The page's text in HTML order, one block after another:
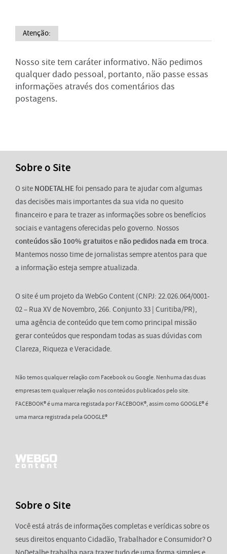
Atenção:
Nosso site tem caráter informativo. Não pedimos
qualquer dado pessoal, portanto, não passe essas
informações através dos comentários das
postagens.
Sobre o Site
O site NODETALHEfoi pensado para te ajudar com algumas
das decisões mais importantes da sua vida no quesito
financeiro e para te trazer as informações sobre os benefícios
sociais e vantagens oferecidas pelo governo. Nossos
conteúdos são 100% gratuitose não pedidos nada em troca.
Mantemos nosso time de jornalistas sempre atentos para que
a informação esteja sempre atualizada.
O site é um projeto da WebGo Content (CNPJ: 22.026.064/0001-
02 – Rua XV de Novembro, 266. Conjunto 33 | Curitiba/PR),
uma agência de conteúdo que tem como principal missão
gerar conteúdos que respondam todas as suas dúvidas com
Clareza, Riqueza e Veracidade.
Não temos qualquer relação com Facebook ou Google. Nenhuma das duas
empresas tem qualquer relação nos conteúdos publicados pelo site.
FACEBOOK® é uma marca registada por FACEBOOK®, assim como GOOGLE® é
uma marca registrada pela GOOGLE®
Sobre o Site
Você está atrás de informações completas e verídicas sobre os
seus direitos enquanto Cidadão, Trabalhador e Consumidor? O